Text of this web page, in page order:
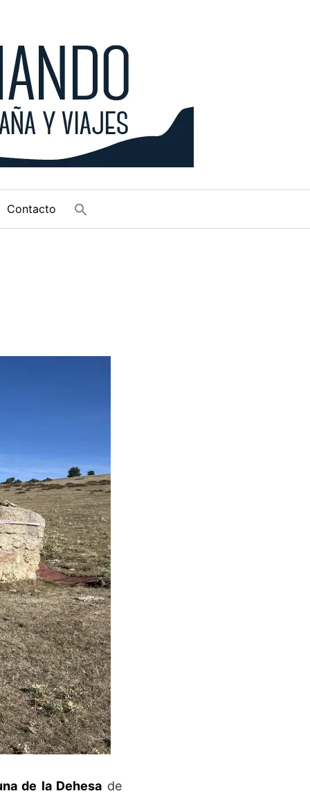
Contacto
de la Dehesa de